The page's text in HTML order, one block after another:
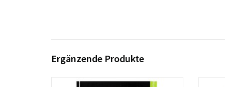
Ergänzende Produkte
Nano-Fibel alles über Aquarien von 10